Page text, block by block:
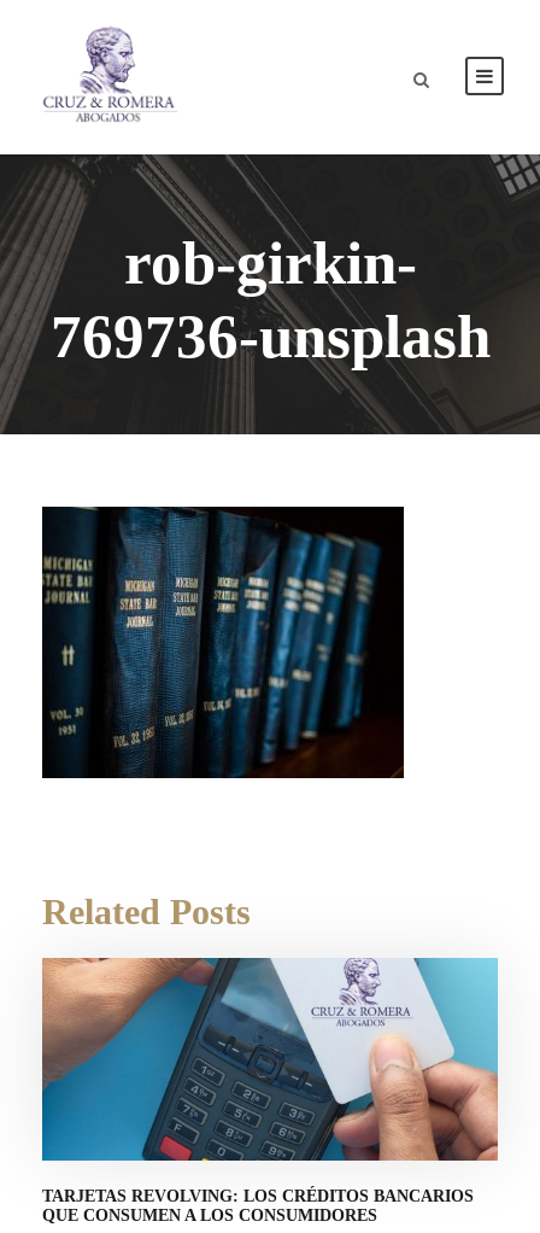
rob-girkin-
769736-unsplash
Related Posts
TARJETAS REVOLVING: LOS CRÉDITOS BANCARIOS
QUE CONSUMEN A LOS CONSUMIDORES